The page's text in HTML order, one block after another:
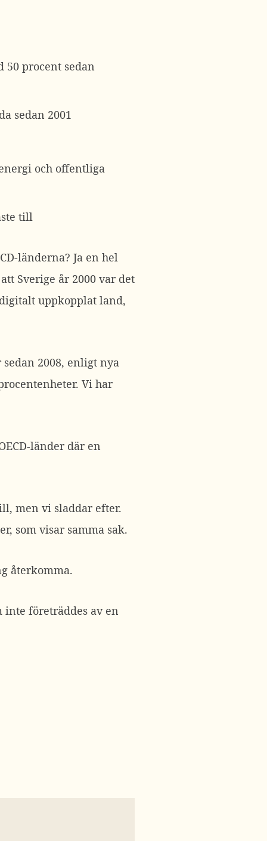
procent sedan
sedan 2001
och offentliga
till
länderna? Ja en hel
Sverige år 2000 var det
uppkopplat land,
2008, enligt nya
Vi har
länder där en
men vi sladdar efter.
som visar samma sak.
återkomma.
inte företräddes av en